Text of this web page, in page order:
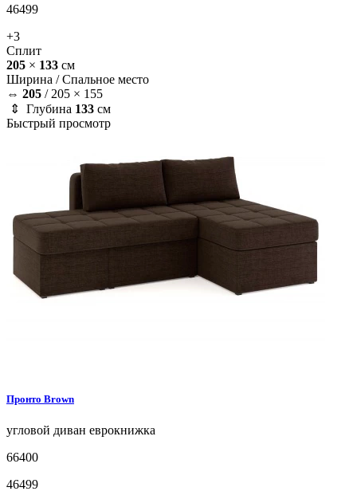
46499
+3
Сплит
205 × 133 см
Ширина /Спальное место
⇔ 205 / 205 × 155
⇕ Глубина 133 см
Быстрый просмотр
Пронто Brown
угловой диван еврокнижка
66400
46499